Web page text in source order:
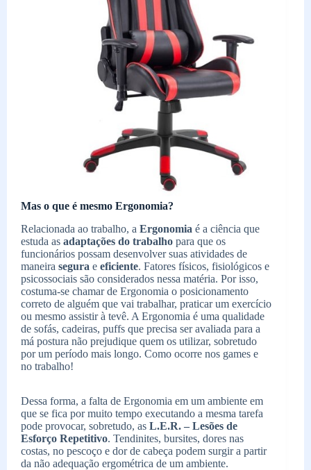
Mas o que é mesmo Ergonomia?
Relacionada ao trabalho, a Ergonomia é a ciência que
estuda as adaptações do trabalho para que os
funcionários possam desenvolver suas atividades de
maneira segura e eficiente. Fatores físicos, fisiológicos e
psicossociais são considerados nessa matéria. Por isso,
costuma-se chamar de Ergonomia o posicionamento
correto de alguém que vai trabalhar, praticar um exercício
ou mesmo assistir à tevê. A Ergonomia é uma qualidade
de sofás, cadeiras, puffs que precisa ser avaliada para a
má postura não prejudique quem os utilizar, sobretudo
por um período mais longo. Como ocorre nos games e
no trabalho!
Dessa forma, a falta de Ergonomia em um ambiente em
que se fica por muito tempo executando a mesma tarefa
pode provocar, sobretudo, as L.E.R. – Lesões de
Esforço Repetitivo. Tendinites, bursites, dores nas
costas, no pescoço e dor de cabeça podem surgir a partir
da não adequação ergométrica de um ambiente.